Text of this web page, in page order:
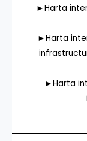
►Harta
►Harta
►Harta